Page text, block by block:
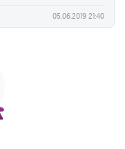
05.06.2019 21:40